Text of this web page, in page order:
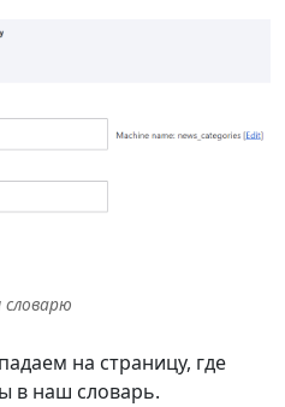
на страницу, где
в наш словарь.